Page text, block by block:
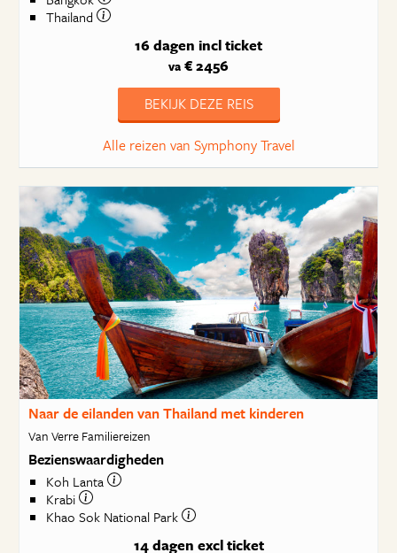
Thailand
16 dagen incl ticket
va € 2456
BEKIJK DEZE REIS
Alle reizen van Symphony Travel
Naar de eilanden van Thailand met kinderen
Van Verre Familiereizen
Bezienswaardigheden
Koh Lanta
Krabi
Khao Sok National Park
14 dagen excl ticket